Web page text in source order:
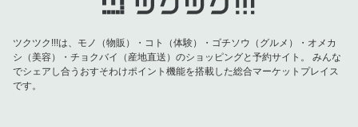
ツクツク!!!は、モノ（物販）・コト（体験）・ゴチソウ（グルメ）・オメカ
シ（美容）・チョクバイ（産地直送）のショッピングと予約サイト。
みんな
でシェアし合うおすそわけポイント機能を搭載した総合マーケットプレイス
です。